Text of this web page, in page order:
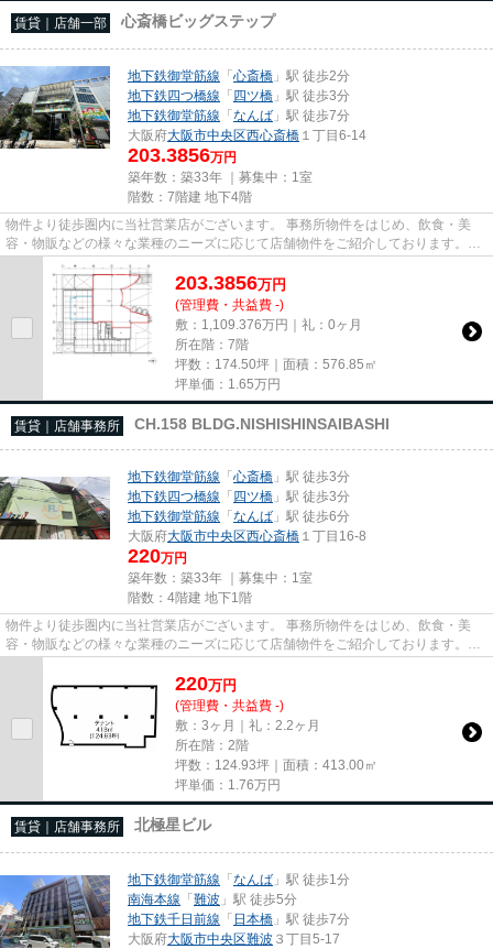
賃貸｜店舗一部 心斎橋ビッグステップ
地下鉄御堂筋線 「心斎橋 」駅 徒歩2分
地下鉄四つ橋線 「四ツ橋 」駅 徒歩3分
地下鉄御堂筋線 「なんば 」駅 徒歩7分
大阪府大阪市中央区西心斎橋 １丁目6-14
203.3856万円
築年数：築33年 ｜募集中： 1室
階数：7階建 地下4階
物件より徒歩圏内に当社営業店がございます。 事務所物件をはじめ、飲食・美
容・物販などの様々な業種のニーズに応じて店舗物件をご紹介しております。
尚、弊社ではおとり広告は一切...
203.3856万円
(管理費・共益費 -)
敷：1,109.376万円｜礼：0ヶ月
所在階：7階
坪数：174.50坪｜面積：576.85㎡
坪単価： 1.65万円
賃貸｜店舗事務所 CH.158 BLDG.NISHISHINSAIBASHI
地下鉄御堂筋線 「心斎橋 」駅 徒歩3分
地下鉄四つ橋線 「四ツ橋 」駅 徒歩3分
地下鉄御堂筋線 「なんば 」駅 徒歩6分
大阪府大阪市中央区西心斎橋 １丁目16-8
220万円
築年数：築33年 ｜募集中： 1室
階数：4階建 地下1階
物件より徒歩圏内に当社営業店がございます。 事務所物件をはじめ、飲食・美
容・物販などの様々な業種のニーズに応じて店舗物件をご紹介しております。
尚、弊社ではおとり広告は一切...
220万円
(管理費・共益費 -)
敷：3ヶ月｜礼：2.2ヶ月
所在階：2階
坪数：124.93坪｜面積：413.00㎡
坪単価： 1.76万円
賃貸｜店舗事務所 北極星ビル
地下鉄御堂筋線 「なんば 」駅 徒歩1分
南海本線 「難波 」駅 徒歩5分
地下鉄千日前線 「 日本橋 」駅 徒歩7分
大阪府大阪市中央区難波 ３丁目5-17